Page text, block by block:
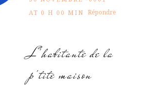
AT 0 H 00 MIN Répondre
L'habitante de la
p'tite maison